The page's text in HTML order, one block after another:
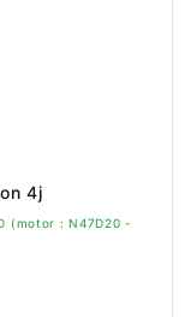
4j
(motor : N47D20 -